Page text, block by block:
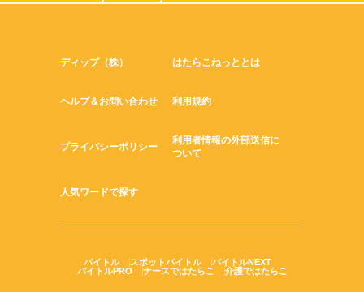
ディップ（株） はたらこねっととは
ヘルプ＆お問い合わせ 利用規約
プライバシーポリシー
利用者情報の外部送信に
ついて
人気ワードで探す
バイトル スポットバイトル
バイトルNEXT
バイトルPRO
ナースではたらこ 介護ではたらこ